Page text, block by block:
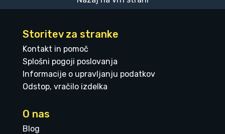
Storitev za stranke
Kontakt in pomoč
Splošni pogoji poslovanja
Informacije o upravljanju podatkov
Odstop, vračilo izdelka
O nas
Blog